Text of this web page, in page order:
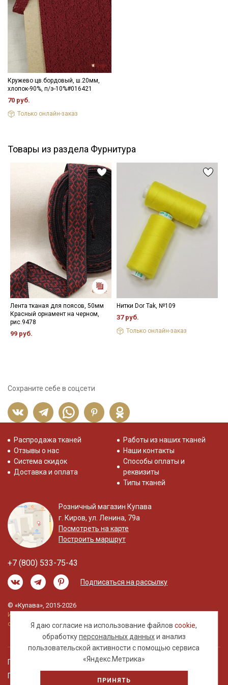
Кружево цв.бордовый, ш.20мм,
хлопок-90%, п/э-10%#016421
70 руб.
Только онлайн-заказ
Товары из раздела Фурнитура
Лента тканая для поясов, 50мм
Красный орнамент на черном,
рис.9478
99 руб.
Нитки Dor Tak, №109
37 руб.
Только онлайн-заказ
Сохраните себе в соцсети
Я даю согласие на использование файловcookie,
обработкуперсональных данныхи анализ
пользовательской активности с помощью сервиса
«Яндекс.Метрика»
ПРИНЯТЬ
Распродажа тканей
Отзывы о нас
Система скидок
Доставка и оплата
Работы из наших тканей
Наши контакты
Способы оплаты и
реквизиты
Типы тканей
Розничный магазин Купава
г. Киров, ул. Ленина, 79а
Посмотреть на карте
Построить маршрут
+7 (800) 533-75-43
Подписаться на рассылку
© «Купава», 2015-2026
Информация на сайте не является публичной
офертой.
Правовая информация
Политика обработки персональных данных
информационных рассылок